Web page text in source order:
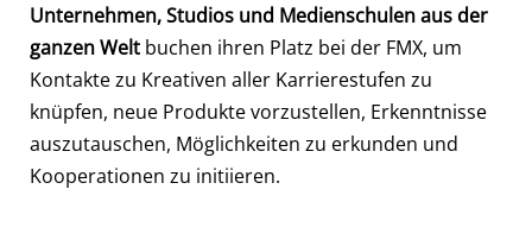
Unternehmen, Studios und Medienschulen aus der
ganzen Welt buchen ihren Platz bei der FMX, um
Kontakte zu Kreativen aller Karrierestufen zu
knüpfen, neue Produkte vorzustellen, Erkenntnisse
auszutauschen, Möglichkeiten zu erkunden und
Kooperationen zu initiieren.